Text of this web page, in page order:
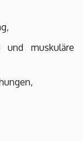
und muskuläre